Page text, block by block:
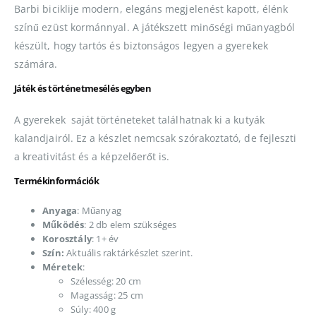
Barbi biciklije modern, elegáns megjelenést kapott, élénk
színű ezüst kormánnyal. A játékszett minőségi műanyagból
készült, hogy tartós és biztonságos legyen a gyerekek
számára.
Játék és történetmesélés egyben
A gyerekek saját történeteket találhatnak ki a kutyák
kalandjairól. Ez a készlet nemcsak szórakoztató, de fejleszti
a kreativitást és a képzelőerőt is.
Termékinformációk
Anyaga: Műanyag
Működés: 2 db elem szükséges
Korosztály: 1+ év
Szín: Aktuális raktárkészlet szerint.
Méretek:
Szélesség: 20 cm
Magasság: 25 cm
Súly: 400 g